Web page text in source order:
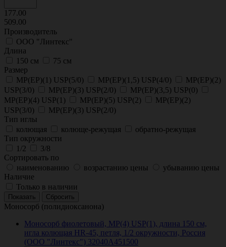
177.00
509.00
Производитель
ООО "Линтекс"
Длина
150 см
75 см
Размер
МР(EP)(1) USP(5/0)
МР(EP)(1,5) USP(4/0)
МР(EP)(2)
USP(3/0)
МР(EP)(3) USP(2/0)
МР(EP)(3,5) USP(0)
МР(EP)(4) USP(1)
МР(EP)(5) USP(2)
МР(ЕР)(2)
USP(3/0)
МР(ЕР)(3) USP(2/0)
Тип иглы
колющая
колюще-режущая
обратно-режущая
Тип окружности
1/2
3/8
Сортировать по
наименованию
возрастанию цены
убыванию цены
Наличие
Только в наличии
Моносорб (полидиоксанона)
Моносорб фиолетовый, МР(4) USP(1), длина 150 см,
игла колющая HR-45, петля, 1/2 окружности, Россия
(ООО "Линтекс") 32040A451500